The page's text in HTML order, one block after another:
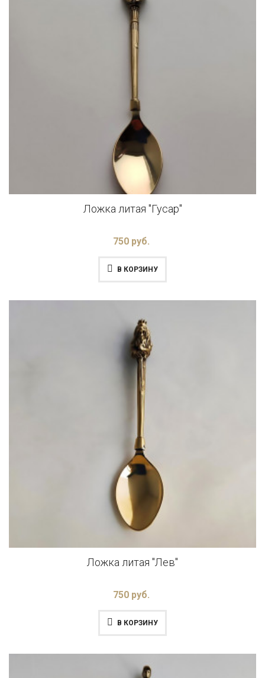
Ложка литая "Гусар"
750 руб.
В КОРЗИНУ
Ложка литая "Лев"
750 руб.
В КОРЗИНУ